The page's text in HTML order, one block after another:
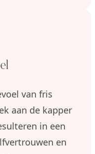
van fris
aan de kapper
in een
en